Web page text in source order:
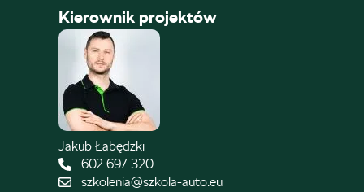
Kierownik projektów
Jakub Łabędzki
602 697 320
szkolenia@szkola-auto.eu